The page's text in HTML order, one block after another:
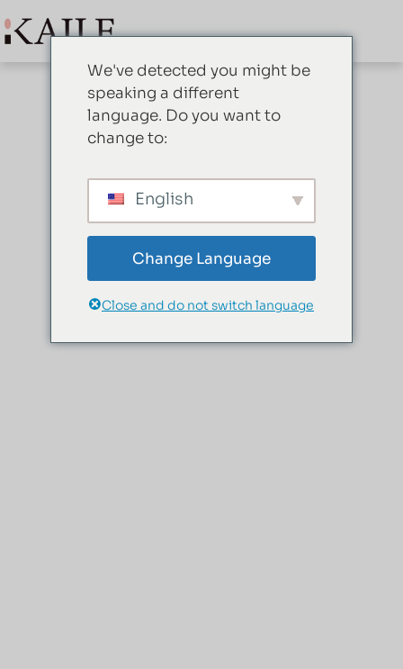
We've detected you might be
speaking a different
language. Do you want to
change to:
English
Change Language
Close and do not switch language